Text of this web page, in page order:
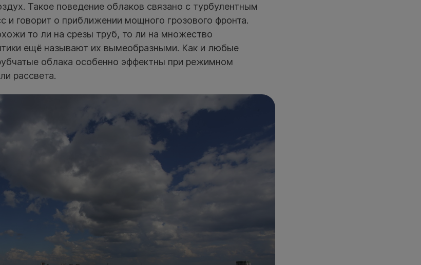
Такое поведение облаков связано с турбулентным
говорит о приближении мощного грозового фронта.
то ли на срезы труб, то ли на множество
ещё называют их вымеобразными. Как и любые
облака особенно эффектны при режимном
рассвета.